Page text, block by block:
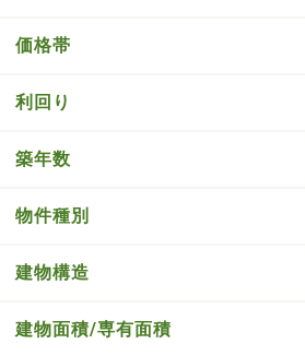
価格帯
利回り
築年数
物件種別
建物構造
建物面積/専有面積